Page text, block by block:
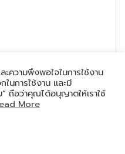
Onsen) –
าโนะ
ความพึงพอใจในการใช้งาน
ในการใช้งาน และมี
ถือว่าคุณได้อนุญาตให้เราใช้
More